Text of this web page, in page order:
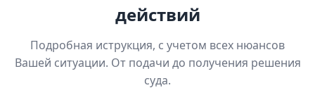
действий
Подробная иструкция, с учетом всех нюансов
Вашей ситуации. От подачи до получения решения
суда.